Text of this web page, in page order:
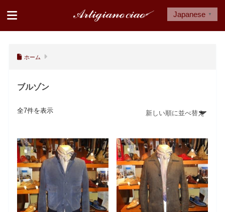
ホーム
ブルゾン
全7件を表示
Japanese ▼